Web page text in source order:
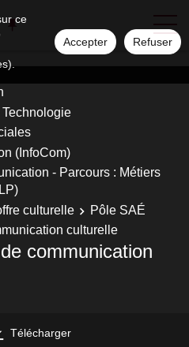
ce
Accepter Refuser
(InfoCom)
- Parcours : Métiers
culturelle
Pôle SAÉ
culturelle
communication
Télécharger